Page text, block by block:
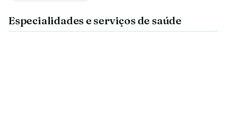
Especialidades e serviços de saúde